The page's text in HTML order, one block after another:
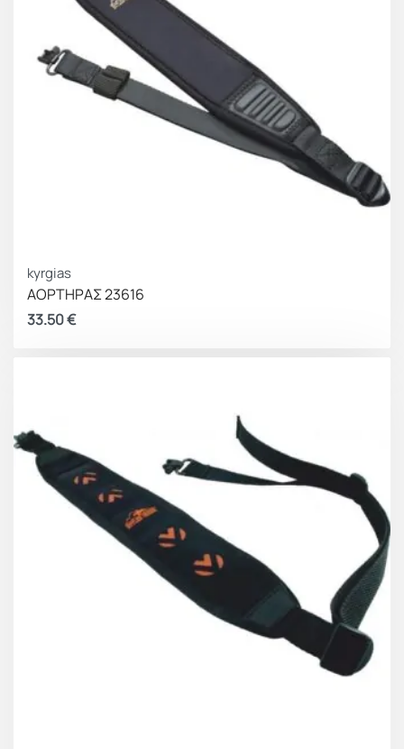
kyrgias
ΑΟΡΤΗΡΑΣ 23616
33.50€